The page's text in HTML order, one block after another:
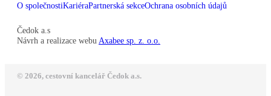
O společnostiKariéraPartnerská sekceOchrana osobních údajů
Čedok a.s
Návrh a realizace webu Axabee sp. z. o.o.
© 2026, cestovní kancelář Čedok a.s.